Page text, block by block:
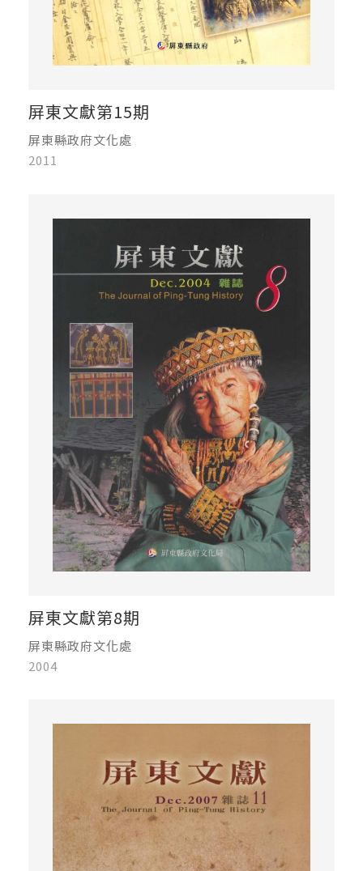
屏東文獻第15期
屏東縣政府文化處
2011
屏東文獻第8期
屏東縣政府文化處
2004